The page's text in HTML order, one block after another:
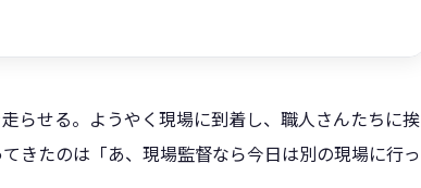
らせる。ようやく現場に到着し、職人さんたちに挨
きたのは「あ、現場監督なら今日は別の現場に行っ